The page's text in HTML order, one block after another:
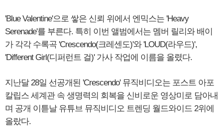
'Blue Valentine'으로 쌓은 신뢰 위에서 엔믹스는 'Heavy
Serenade'를 부른다. 특히 이번 앨범에서는 멤버 릴리와 배이
가 각각 수록곡 'Crescendo(크레센도)'와 'LOUD(라우드)',
'Different Girl(디퍼런트 걸)' 가사 작업에 이름을 올렸다.
지난달 28일 선공개된 'Crescendo' 뮤직비디오는 포스트 아포
칼립스 세계관 속 생명력의 회복을 신비로운 영상미로 담아내
며 공개 이튿날 유튜브 뮤직비디오 트렌딩 월드와이드 2위에
올랐다.